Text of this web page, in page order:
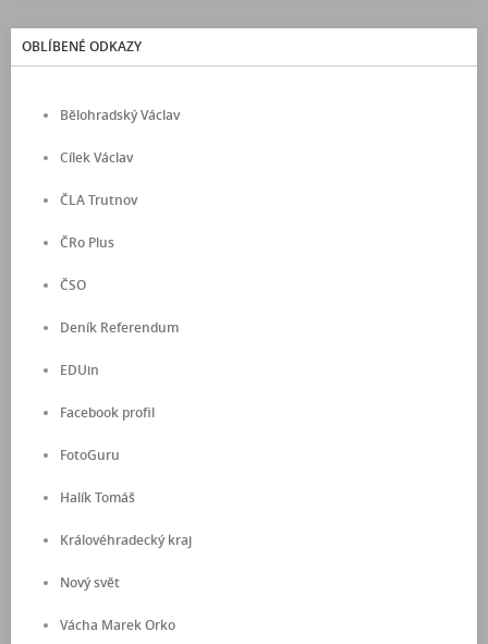
OBLÍBENÉ ODKAZY
Bělohradský Václav
Cílek Václav
ČLA Trutnov
ČRo Plus
ČSO
Deník Referendum
EDUin
Facebook profil
FotoGuru
Halík Tomáš
Královéhradecký kraj
Nový svět
Vácha Marek Orko